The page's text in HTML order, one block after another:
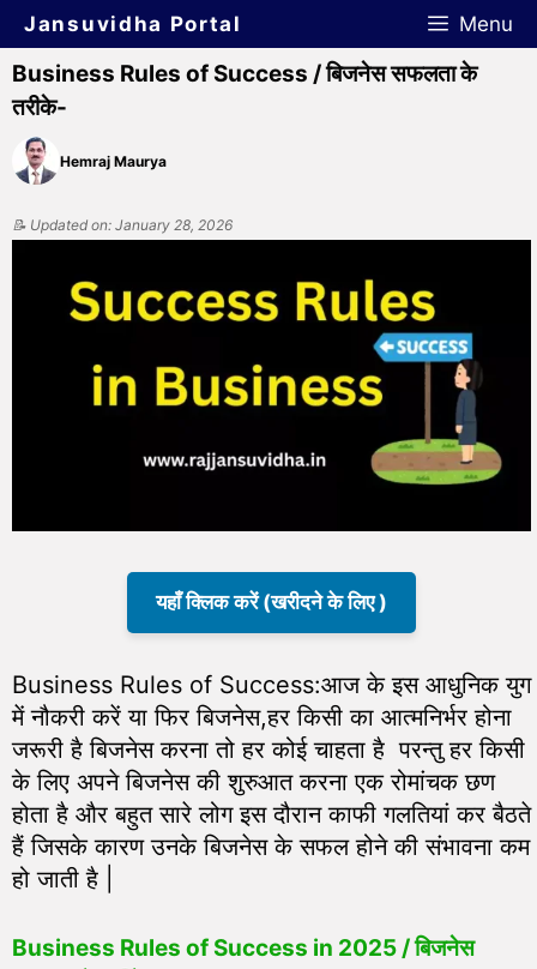
Jansuvidha Portal Menu
Business Rules of Success / बिजनेस सफलता के
तरीके-
Hemraj Maurya
📝 Updated on: January 28, 2026
यहाँ क्लिक करें (खरीदने के लिए )
Business Rules of Success:आज के इस आधुनिक युग
में नौकरी करें या फिर बिजनेस,हर किसी का आत्मनिर्भर होना
जरूरी है बिजनेस करना तो हर कोई चाहता है परन्तु हर किसी
के लिए अपने बिजनेस की शुरुआत करना एक रोमांचक छण
होता है और बहुत सारे लोग इस दौरान काफी गलतियां कर बैठते
हैं जिसके कारण उनके बिजनेस के सफल होने की संभावना कम
हो जाती है |
Business Rules of Success in 2025 / बिजनेस